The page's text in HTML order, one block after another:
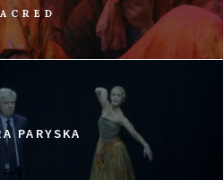
PARYSKA